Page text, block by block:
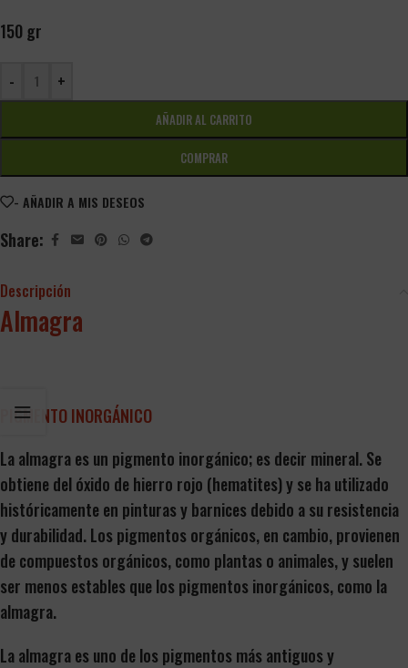
150 gr
- +
AÑADIR AL CARRITO
COMPRAR
- AÑADIR A MIS DESEOS
Share:
Descripción
Almagra
PIGMENTO INORGÁNICO
La almagra es un pigmento inorgánico; es decir mineral. Se
obtiene del óxido de hierro rojo (hematites) y se ha utilizado
históricamente en pinturas y barnices debido a su resistencia
y durabilidad. Los pigmentos orgánicos, en cambio, provienen
de compuestos orgánicos, como plantas o animales, y suelen
ser menos estables que los pigmentos inorgánicos, como la
almagra.
La almagra es uno de los pigmentos más antiguos y